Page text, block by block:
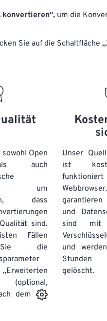
konvertieren“, um die
Sie auf die Schaltfläche
Open
auch
um
dass
sind.
Fällen
die
(optional,
dem
Unser
ist
garantieren
und
sind mit
und
Stunden
gelöscht.